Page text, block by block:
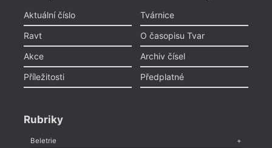
Aktuální číslo
Ravt
Akce
Příležitosti
Tvárnice
O časopisu Tvar
Archiv čísel
Předplatné
Rubriky
Beletrie